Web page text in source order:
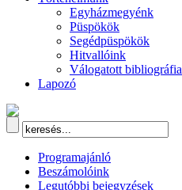
Egyházmegyénk
Püspökök
Segédpüspökök
Hitvallóink
Válogatott bibliográfia
Lapozó
Programajánló
Beszámolóink
Legutóbbi bejegyzések